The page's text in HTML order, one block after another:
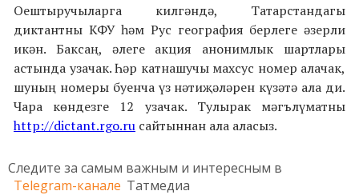
Оештыручыларга килгәндә, Татарстандагы
диктантны КФУ һәм Рус география берлеге әзерли
икән. Баксаң, әлеге акция анонимлык шартлары
астында узачак. Һәр катнашучы махсус номер алачак,
шуның номеры буенча үз нәтиҗәләрен күзәтә ала ди.
Чара көндезге 12 узачак. Тулырак мәгълүматны
http://dictant.rgo.ru сайтыннан ала аласыз.
Следите за самым важным и интересным в
Telegram-канале Татмедиа